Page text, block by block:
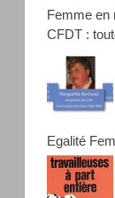
Femme en
CFDT :
Egalité